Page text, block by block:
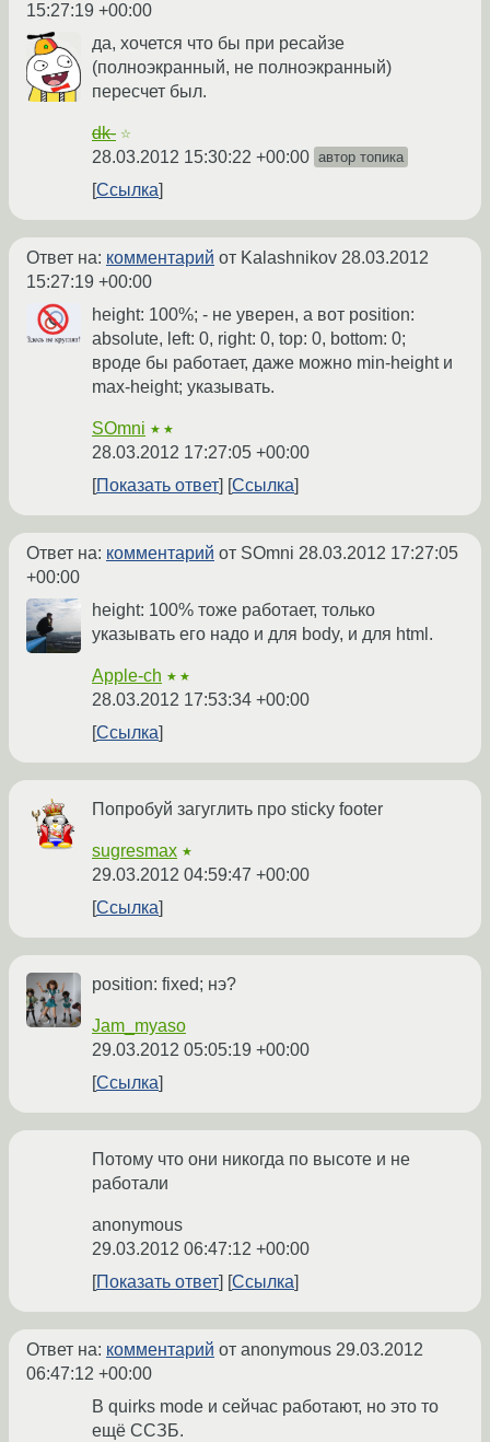
15:27:19 +00:00
да, хочется что бы при ресайзе
(полноэкранный, не полноэкранный)
пересчет был.
dk- ☆
28.03.2012 15:30:22 +00:00 автор топика
Ссылка
Ответ на: комментарий от Kalashnikov 28.03.2012
15:27:19 +00:00
height: 100%; - не уверен, а вот position:
absolute, left: 0, right: 0, top: 0, bottom: 0;
вроде бы работает, даже можно min-height и
max-height; указывать.
SOmni ★★
28.03.2012 17:27:05 +00:00
Показать ответ
Ссылка
Ответ на: комментарий от SOmni 28.03.2012 17:27:05
+00:00
height: 100% тоже работает, только
указывать его надо и для body, и для html.
Apple-ch ★★
28.03.2012 17:53:34 +00:00
Ссылка
Попробуй загуглить про sticky footer
sugresmax ★
29.03.2012 04:59:47 +00:00
Ссылка
position: fixed; нэ?
Jam_myaso
29.03.2012 05:05:19 +00:00
Ссылка
Потому что они никогда по высоте и не
работали
anonymous
29.03.2012 06:47:12 +00:00
Показать ответ
Ссылка
Ответ на: комментарий от anonymous 29.03.2012
06:47:12 +00:00
В quirks mode и сейчас работают, но это то
ещё ССЗБ.